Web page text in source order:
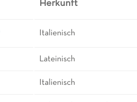
Herkunft
Italienisch
Lateinisch
Italienisch